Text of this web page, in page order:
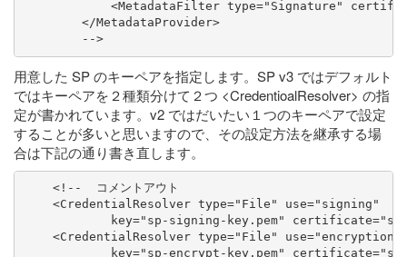
<MetadataFilter type="Signature"
</MetadataProvider>
-->
用意した SP のキーペアを指定します。SP v3 ではデフォルト
ではキーペアを２種類分けて２つ <CredentioalResolver> の指
定が書かれています。v2 ではだいたい１つのキーペアで設定
することが多いと思いますので、その設定方法を継承する場
合は下記の通り書き直します。
    <!--  コメントアウト
    <CredentialResolver type="File" use="signing"
key="sp-signing-key.pem"
    <CredentialResolver type="File" use="encryption"
key="sp-encrypt-key.pem"